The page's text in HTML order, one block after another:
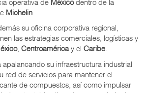
operativa de Méxicodentro de la
Michelin
su oficina corporativa regional,
las estrategias comerciales, logísticas y
, Centroaméricay el Caribe
su infraestructura industrial
red de servicios para mantener el
de compuestos, así como impulsar